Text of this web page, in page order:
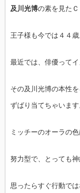
及川光博の素を見たＣ
王子様も今では４４歳
最近では、俳優ってイ
その及川光博の本性
ずばり当てちゃいます
ミッチーのオーラの色
努力型で、とっても神
思ったらすぐ行動では